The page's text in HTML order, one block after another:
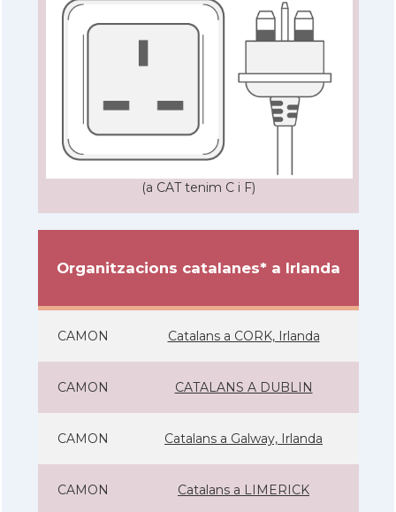
(a CAT tenim C i F)
Organitzacions catalanes* a Irlanda
CAMON Catalans a CORK, Irlanda
CAMON CATALANS A DUBLIN
CAMON Catalans a Galway, Irlanda
CAMON Catalans a LIMERICK